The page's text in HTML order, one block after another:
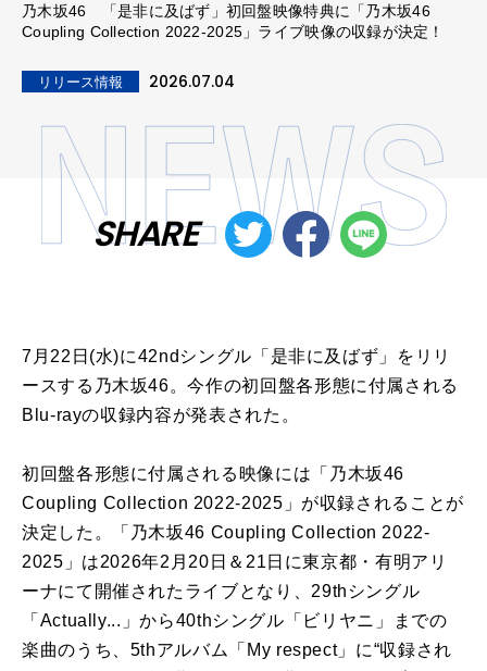
乃木坂46 「是非に及ばず」初回盤映像特典に「乃木坂46
Coupling Collection 2022-2025」ライブ映像の収録が決定！
リリース情報 2026.07.04
SHARE
7月22日(水)に42ndシングル「是非に及ばず」をリリ
ースする乃木坂46。今作の初回盤各形態に付属される
Blu-rayの収録内容が発表された。
初回盤各形態に付属される映像には「乃木坂46
Coupling Collection 2022-2025」が収録されることが
決定した。「乃木坂46 Coupling Collection 2022-
2025」は2026年2月20日＆21日に東京都・有明アリ
ーナにて開催されたライブとなり、29thシングル
「Actually...」から40thシングル「ビリヤニ」までの
楽曲のうち、5thアルバム「My respect」に“収録され